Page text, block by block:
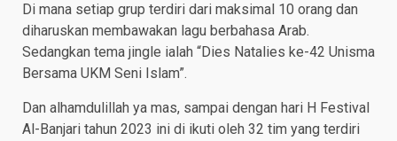
Di mana setiap grup terdiri dari maksimal 10 orang dan
diharuskan membawakan lagu berbahasa Arab.
Sedangkan tema jingle ialah “Dies Natalies ke-42 Unisma
Bersama UKM Seni Islam”.
Dan alhamdulillah ya mas, sampai dengan hari H Festival
Al-Banjari tahun 2023 ini di ikuti oleh 32 tim yang terdiri